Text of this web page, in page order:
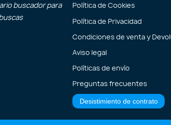
buscador para
Política de Cookies
Política de Privacidad
Condiciones de venta y
Aviso legal
Políticas de envío
Preguntas frecuentes
Desistimiento de contrato